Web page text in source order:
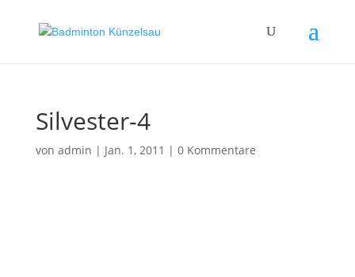
Silvester-4
von admin | Jan. 1, 2011 | 0 Kommentare